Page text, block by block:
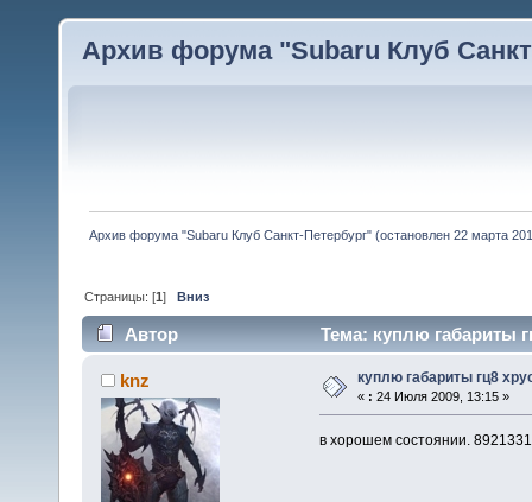
Архив форума "Subaru Клуб
Архив форума "Subaru Клуб Санкт-Петербург" (остановлен 22 марта
Страницы: [1]Вниз
Автор Тема: куплю габариты
knz куплю габариты гц8
« : 24 Июля 2009, 13:15 »
в хорошем состоянии.